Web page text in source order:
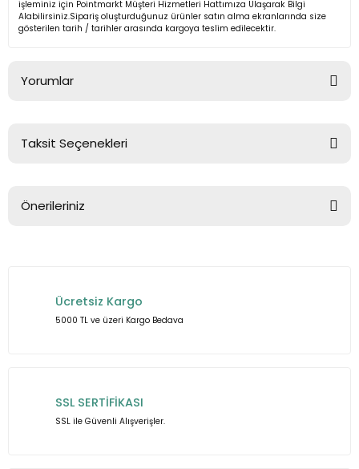
işleminiz için Pointmarkt Müşteri Hizmetleri Hattımıza Ulaşarak Bilgi
Alabilirsiniz.Sipariş oluşturduğunuz ürünler satın alma ekranlarında size
gösterilen tarih / tarihler arasında kargoya teslim edilecektir.
Yorumlar
Taksit Seçenekleri
Önerileriniz
Görüş ve önerileriniz için teşekkür ederiz.
Ürün fiyatı diğer sitelerden daha pahalı.
Ücretsiz Kargo
5000 TL ve üzeri Kargo Bedava
SSL SERTİFİKASI
SSL ile Güvenli Alışverişler.